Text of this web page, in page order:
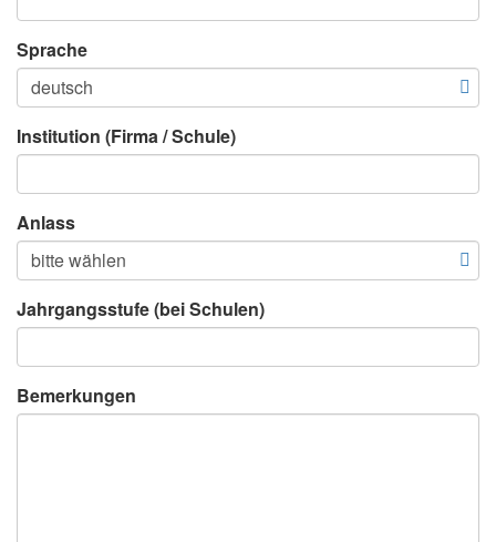
Sprache
Institution (Firma / Schule)
Anlass
Jahrgangsstufe (bei Schulen)
Bemerkungen